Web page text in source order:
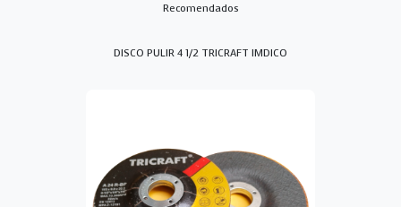
Recomendados
DISCO PULIR 4 1/2 TRICRAFT IMDICO